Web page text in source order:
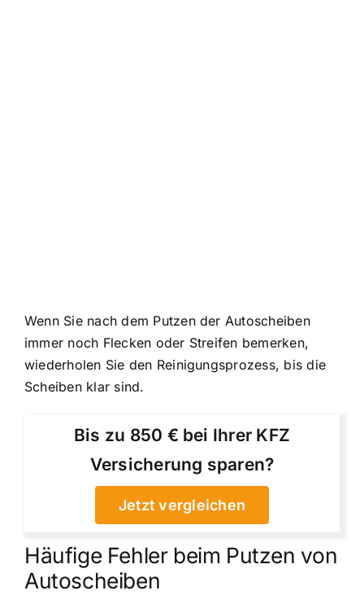
Wenn Sie nach dem Putzen der Autoscheiben
immer noch Flecken oder Streifen bemerken,
wiederholen Sie den Reinigungsprozess, bis die
Scheiben klar sind.
Bis zu 850 € bei Ihrer KFZ
Versicherung sparen?
Jetzt vergleichen
Häufige Fehler beim Putzen von
Autoscheiben